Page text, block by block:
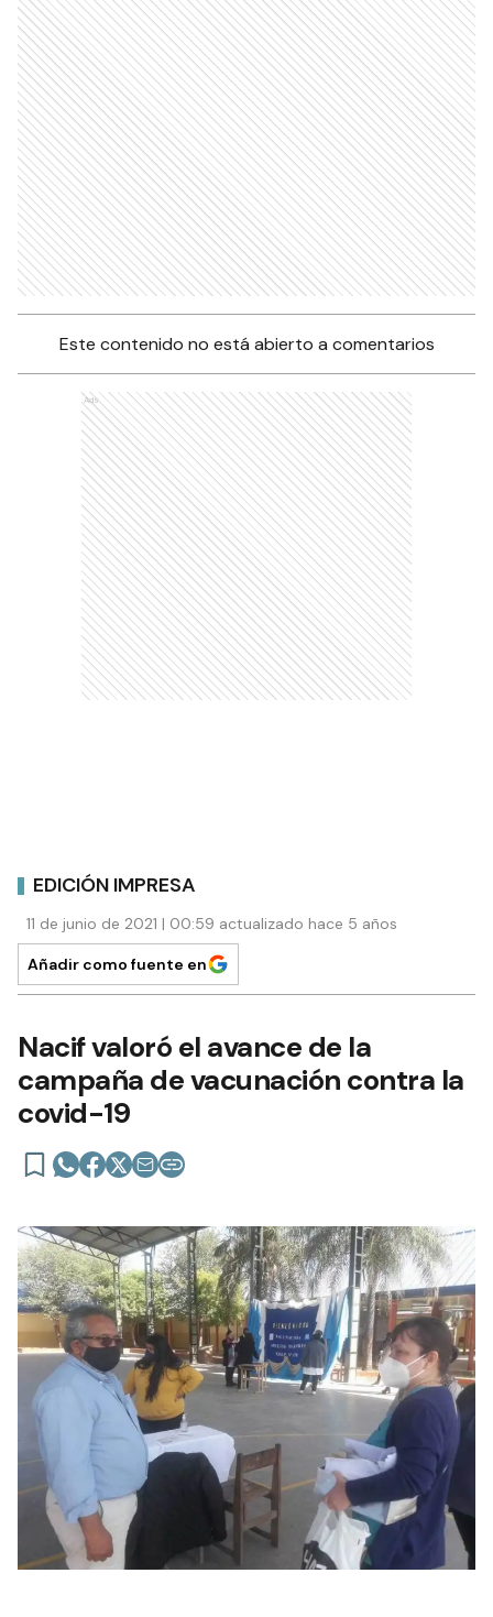
Este contenido no está abierto a comentarios
Ads
EDICIÓN IMPRESA
11 de junio de 2021 | 00:59 actualizado hace 5 años
Añadir como fuente en
Nacif valoró el avance de la
campaña de vacunación contra la
covid-19